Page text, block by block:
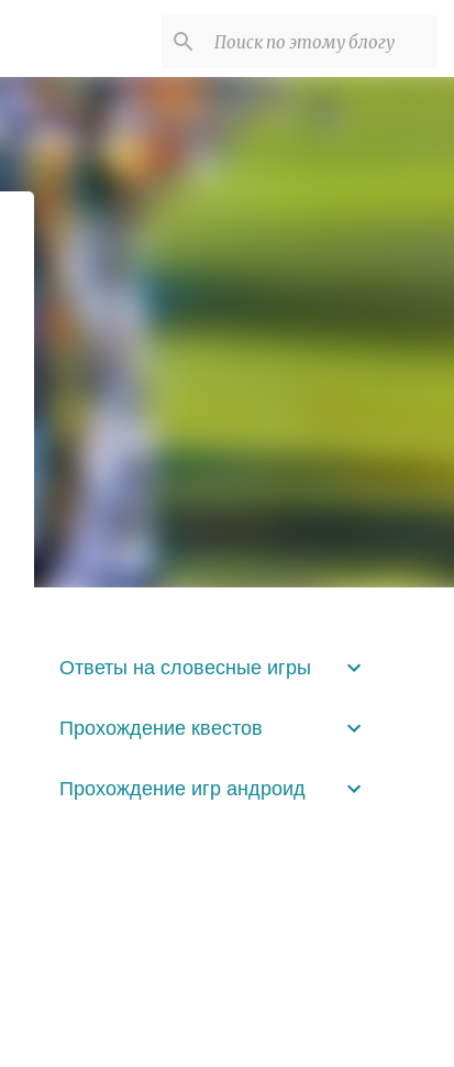
Ответы на словесные игры
Прохождение квестов
Прохождение игр андроид